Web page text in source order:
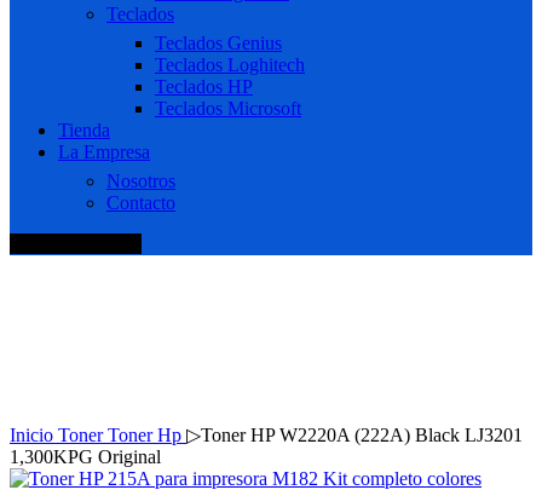
Teclados
Teclados Genius
Teclados Loghitech
Teclados HP
Teclados Microsoft
Tienda
La Empresa
Nosotros
Contacto
Inicio TonerToner Hp ▷Toner HP W2220A (222A) Black LJ3201
1,300KPG Original